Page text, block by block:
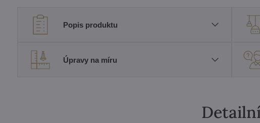
Popis produktu
Úpravy na míru